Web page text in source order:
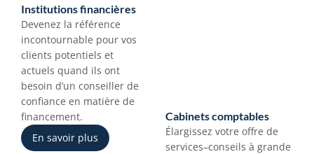
Institutions financières
Devenez la référence
incontournable pour vos
clients potentiels et
actuels quand ils ont
besoin d’un conseiller de
confiance en matière de
financement.
En savoir plus
Cabinets comptables
Élargissez votre offre de
services–conseils à grande